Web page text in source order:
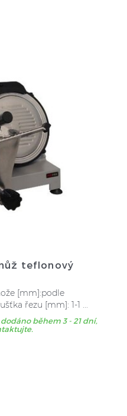
teflonový
[mm]:podle
řezu [mm]: 1-1 ...
během 3 - 21 dní,